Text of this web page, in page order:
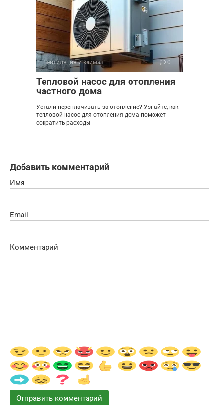
Вентиляция и климат 0
Тепловой насос для отопления
частного дома
Устали переплачивать за отопление? Узнайте, как
тепловой насос для отопления дома поможет
сократить расходы
Добавить комментарий
Имя
Email
Комментарий